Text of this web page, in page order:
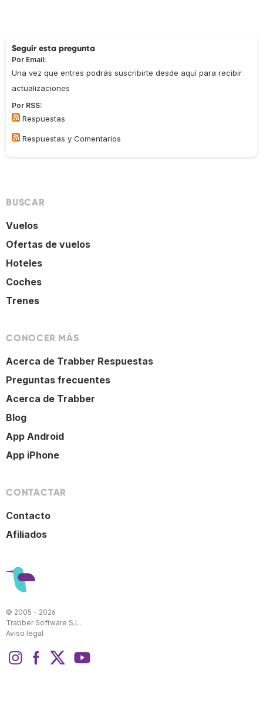
Seguir esta pregunta
Por Email:
Una vez que entres podrás suscribirte desde aquí para recibir
actualizaciones
Por RSS:
Respuestas
Respuestas y Comentarios
BUSCAR
Vuelos
Ofertas de vuelos
Hoteles
Coches
Trenes
CONOCER MÁS
Acerca de Trabber Respuestas
Preguntas frecuentes
Acerca de Trabber
Blog
App Android
App iPhone
CONTACTAR
Contacto
Afiliados
© 2005 - 2026
Trabber Software S.L.
Aviso legal